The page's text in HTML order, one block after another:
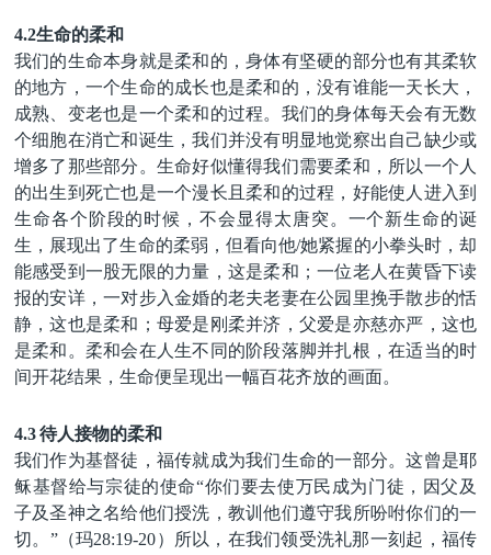
4.2生命的柔和
我们的生命本身就是柔和的，身体有坚硬的部分也有其柔软
的地方，一个生命的成长也是柔和的，没有谁能一天长大，
成熟、变老也是一个柔和的过程。我们的身体每天会有无数
个细胞在消亡和诞生，我们并没有明显地觉察出自己缺少或
增多了那些部分。生命好似懂得我们需要柔和，所以一个人
的出生到死亡也是一个漫长且柔和的过程，好能使人进入到
生命各个阶段的时候，不会显得太唐突。一个新生命的诞
生，展现出了生命的柔弱，但看向他/她紧握的小拳头时，却
能感受到一股无限的力量，这是柔和；一位老人在黄昏下读
报的安详，一对步入金婚的老夫老妻在公园里挽手散步的恬
静，这也是柔和；母爱是刚柔并济，父爱是亦慈亦严，这也
是柔和。柔和会在人生不同的阶段落脚并扎根，在适当的时
间开花结果，生命便呈现出一幅百花齐放的画面。
4.3待人接物的柔和
我们作为基督徒，福传就成为我们生命的一部分。这曾是耶
稣基督给与宗徒的使命“你们要去使万民成为门徒，因父及
子及圣神之名给他们授洗，教训他们遵守我所吩咐你们的一
切。 ”（玛28:19-20）所以，在我们领受洗礼那一刻起，福传